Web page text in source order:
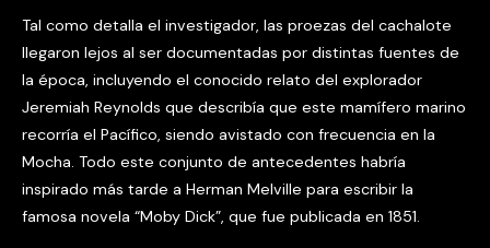
Tal como detalla el investigador, las proezas del cachalote
llegaron lejos al ser documentadas por distintas fuentes de
la época, incluyendo el conocido relato del explorador
Jeremiah Reynolds que describía que este mamífero marino
recorría el Pacífico, siendo avistado con frecuencia en la
Mocha. Todo este conjunto de antecedentes habría
inspirado más tarde a Herman Melville para escribir la
famosa novela “Moby Dick”, que fue publicada en 1851.